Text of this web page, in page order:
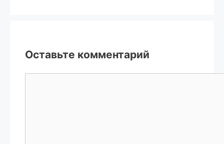
Оставьте комментарий